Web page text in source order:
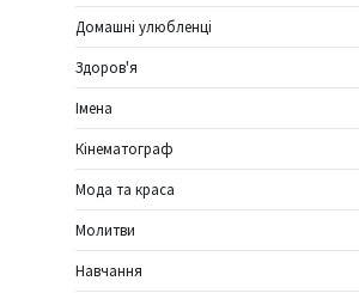
Домашні улюбленці
Здоров'я
Імена
Кінематограф
Мода та краса
Молитви
Навчання